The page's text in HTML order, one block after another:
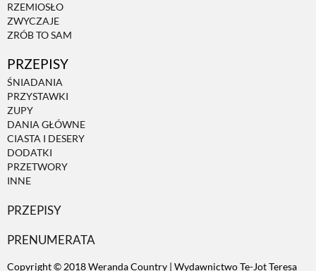
RZEMIOSŁO
ZWYCZAJE
ZRÓB TO SAM
PRZEPISY
ŚNIADANIA
PRZYSTAWKI
ZUPY
DANIA GŁÓWNE
CIASTA I DESERY
DODATKI
PRZETWORY
INNE
PRZEPISY
PRENUMERATA
Copyright © 2018 Weranda Country | Wydawnictwo Te-Jot Teresa